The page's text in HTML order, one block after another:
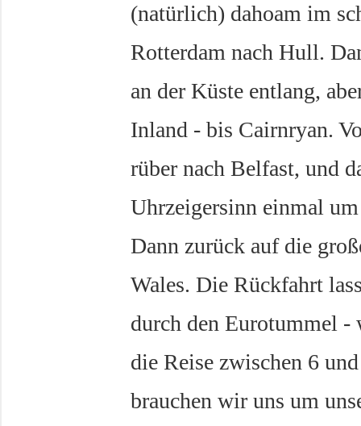
(natürlich) dahoam im
Rotterdam nach Hull.
an der Küste entlang,
Inland - bis Cairnryan.
rüber nach Belfast, und
Uhrzeigersinn einmal
Dann zurück auf die
Wales. Die Rückfahrt
durch den Eurotummel -
die Reise zwischen 6
brauchen wir uns um